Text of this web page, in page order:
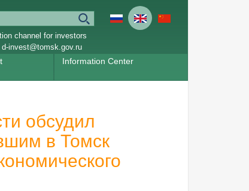
channel for investors
d-invest@tomsk.gov.ru
Information Center
обсудил
в Томск